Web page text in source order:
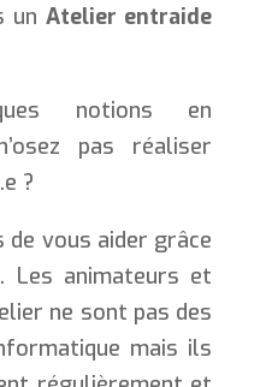
un Atelier entraide
notions en
pas réaliser
?
de vous aider grâce
Les animateurs et
ne sont pas des
mais ils